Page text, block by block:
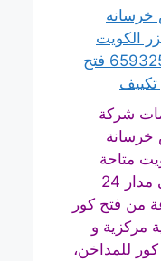
الكويت
65932555 فتح
شركة
متاحة
على مدار 24
من فتح كور
مركزية و
للمداخن،